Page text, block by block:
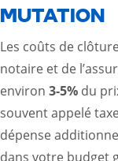
MUTATION
Les coûts de
notaire et de
environ 3-5% du
souvent appelé
dépense
dans votre budget